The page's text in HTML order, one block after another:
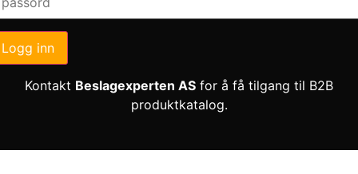
Logg inn
Kontakt Beslagexperten AS for å få tilgang til B2B
produktkatalog.